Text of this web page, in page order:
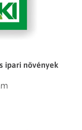
ipari növények